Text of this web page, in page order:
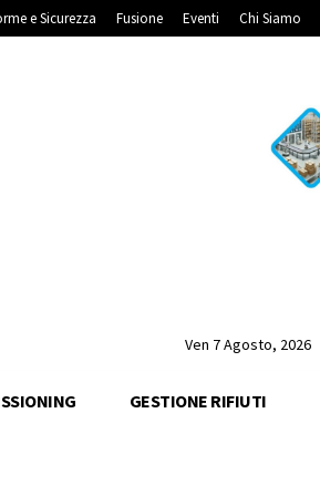
e Sicurezza Fusione Eventi Chi Siamo
Ven 7 Agosto, 2026
GESTIONE RIFIUTI